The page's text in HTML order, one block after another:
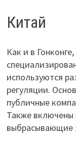
Китай
Как и в
используются
регуляции.
публичные
Также включены
выбрасывающие